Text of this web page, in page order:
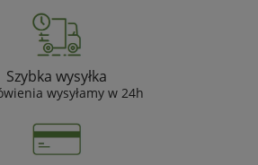
Szybka wysyłka
wysyłamy w 24h